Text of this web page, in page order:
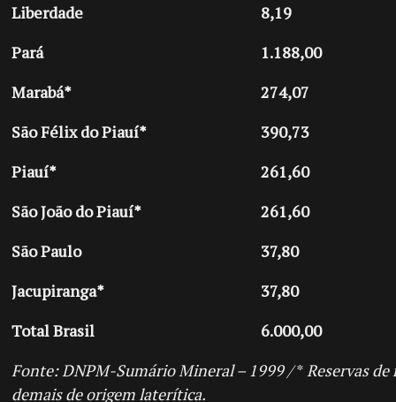
Liberdade
8,19
Pará
1.188,00
Marabá*
274,07
São Félix do Piauí*
390,73
Piauí*
261,60
São João do Piauí*
261,60
São Paulo
37,80
Jacupiranga*
37,80
Total Brasil
6.000,00
Fonte: DNPM-Sumário Mineral – 1999 /* Reservas
demais de origem laterítica.